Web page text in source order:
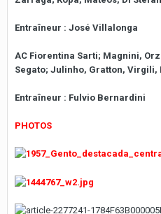
Entraîneur : José Villalonga
AC Fiorentina Sarti; Magnini,
Segato; Julinho, Gratton,
Entraîneur : Fulvio Bernardini
PHOTOS